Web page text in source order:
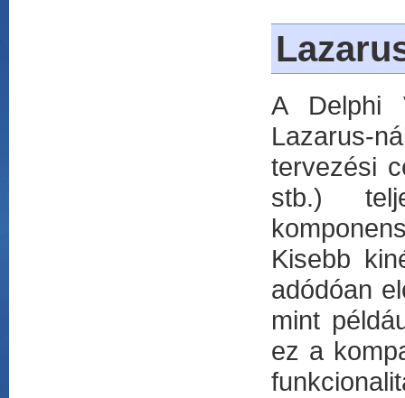
A Delphi
Lazarus-
tervezési
stb.)
Kisebb
adódóan
mint
ez a